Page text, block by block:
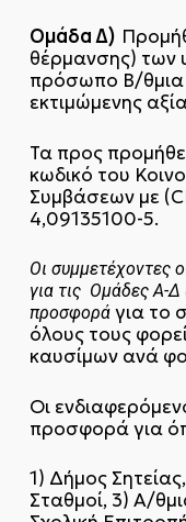
Ομάδα Δ)
θέρμανσης) των
πρόσωπο Β/θμια
εκτιμώμενης
Τα προς
κωδικό του
Συμβάσεων με
4,09135100-5.
Οι συμμετέχοντες
για τις Ομάδες Α-
προσφοράγια το
όλους τους
καυσίμων ανά
Οι
προσφορά για
1) Δήμος
Σταθμοί, 3) Α/